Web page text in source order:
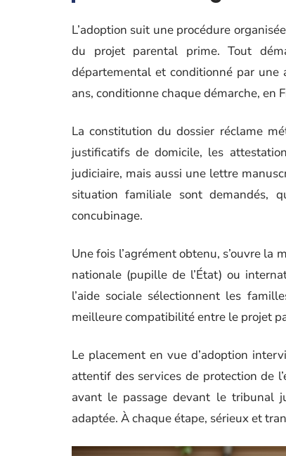
L’adoption suit une procédure
du projet parental prime. Tout
départemental et conditionné par une
ans, conditionne chaque démarche, en
La constitution du dossier réclame
justificatifs de domicile, les
judiciaire, mais aussi une lettre
situation familiale sont demandés,
concubinage.
Une fois l’agrément obtenu, s’ouvre la
nationale (pupille de l’État) ou
l’aide sociale sélectionnent les
meilleure compatibilité entre le projet
Le placement en vue d’adoption
attentif des services de protection de
avant le passage devant le tribunal
adaptée. À chaque étape, sérieux et